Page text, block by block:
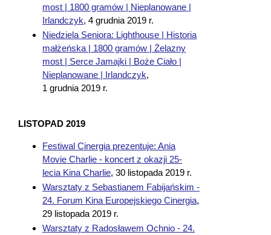
most | 1800 gramów | Nieplanowane |
Irlandczyk, 4 grudnia 2019 r.
Niedziela Seniora: Lighthouse | Historia
małżeńska | 1800 gramów | Żelazny
most | Serce Jamajki | Boże Ciało |
Nieplanowane | Irlandczyk,
1 grudnia 2019 r.
LISTOPAD 2019
Festiwal Cinergia prezentuje: Ania
Movie Charlie - koncert z okazji 25-
lecia Kina Charlie, 30 listopada 2019 r.
Warsztaty z Sebastianem Fabijańskim -
24. Forum Kina Europejskiego Cinergia,
29 listopada 2019 r.
Warsztaty z Radosławem Ochnio - 24.